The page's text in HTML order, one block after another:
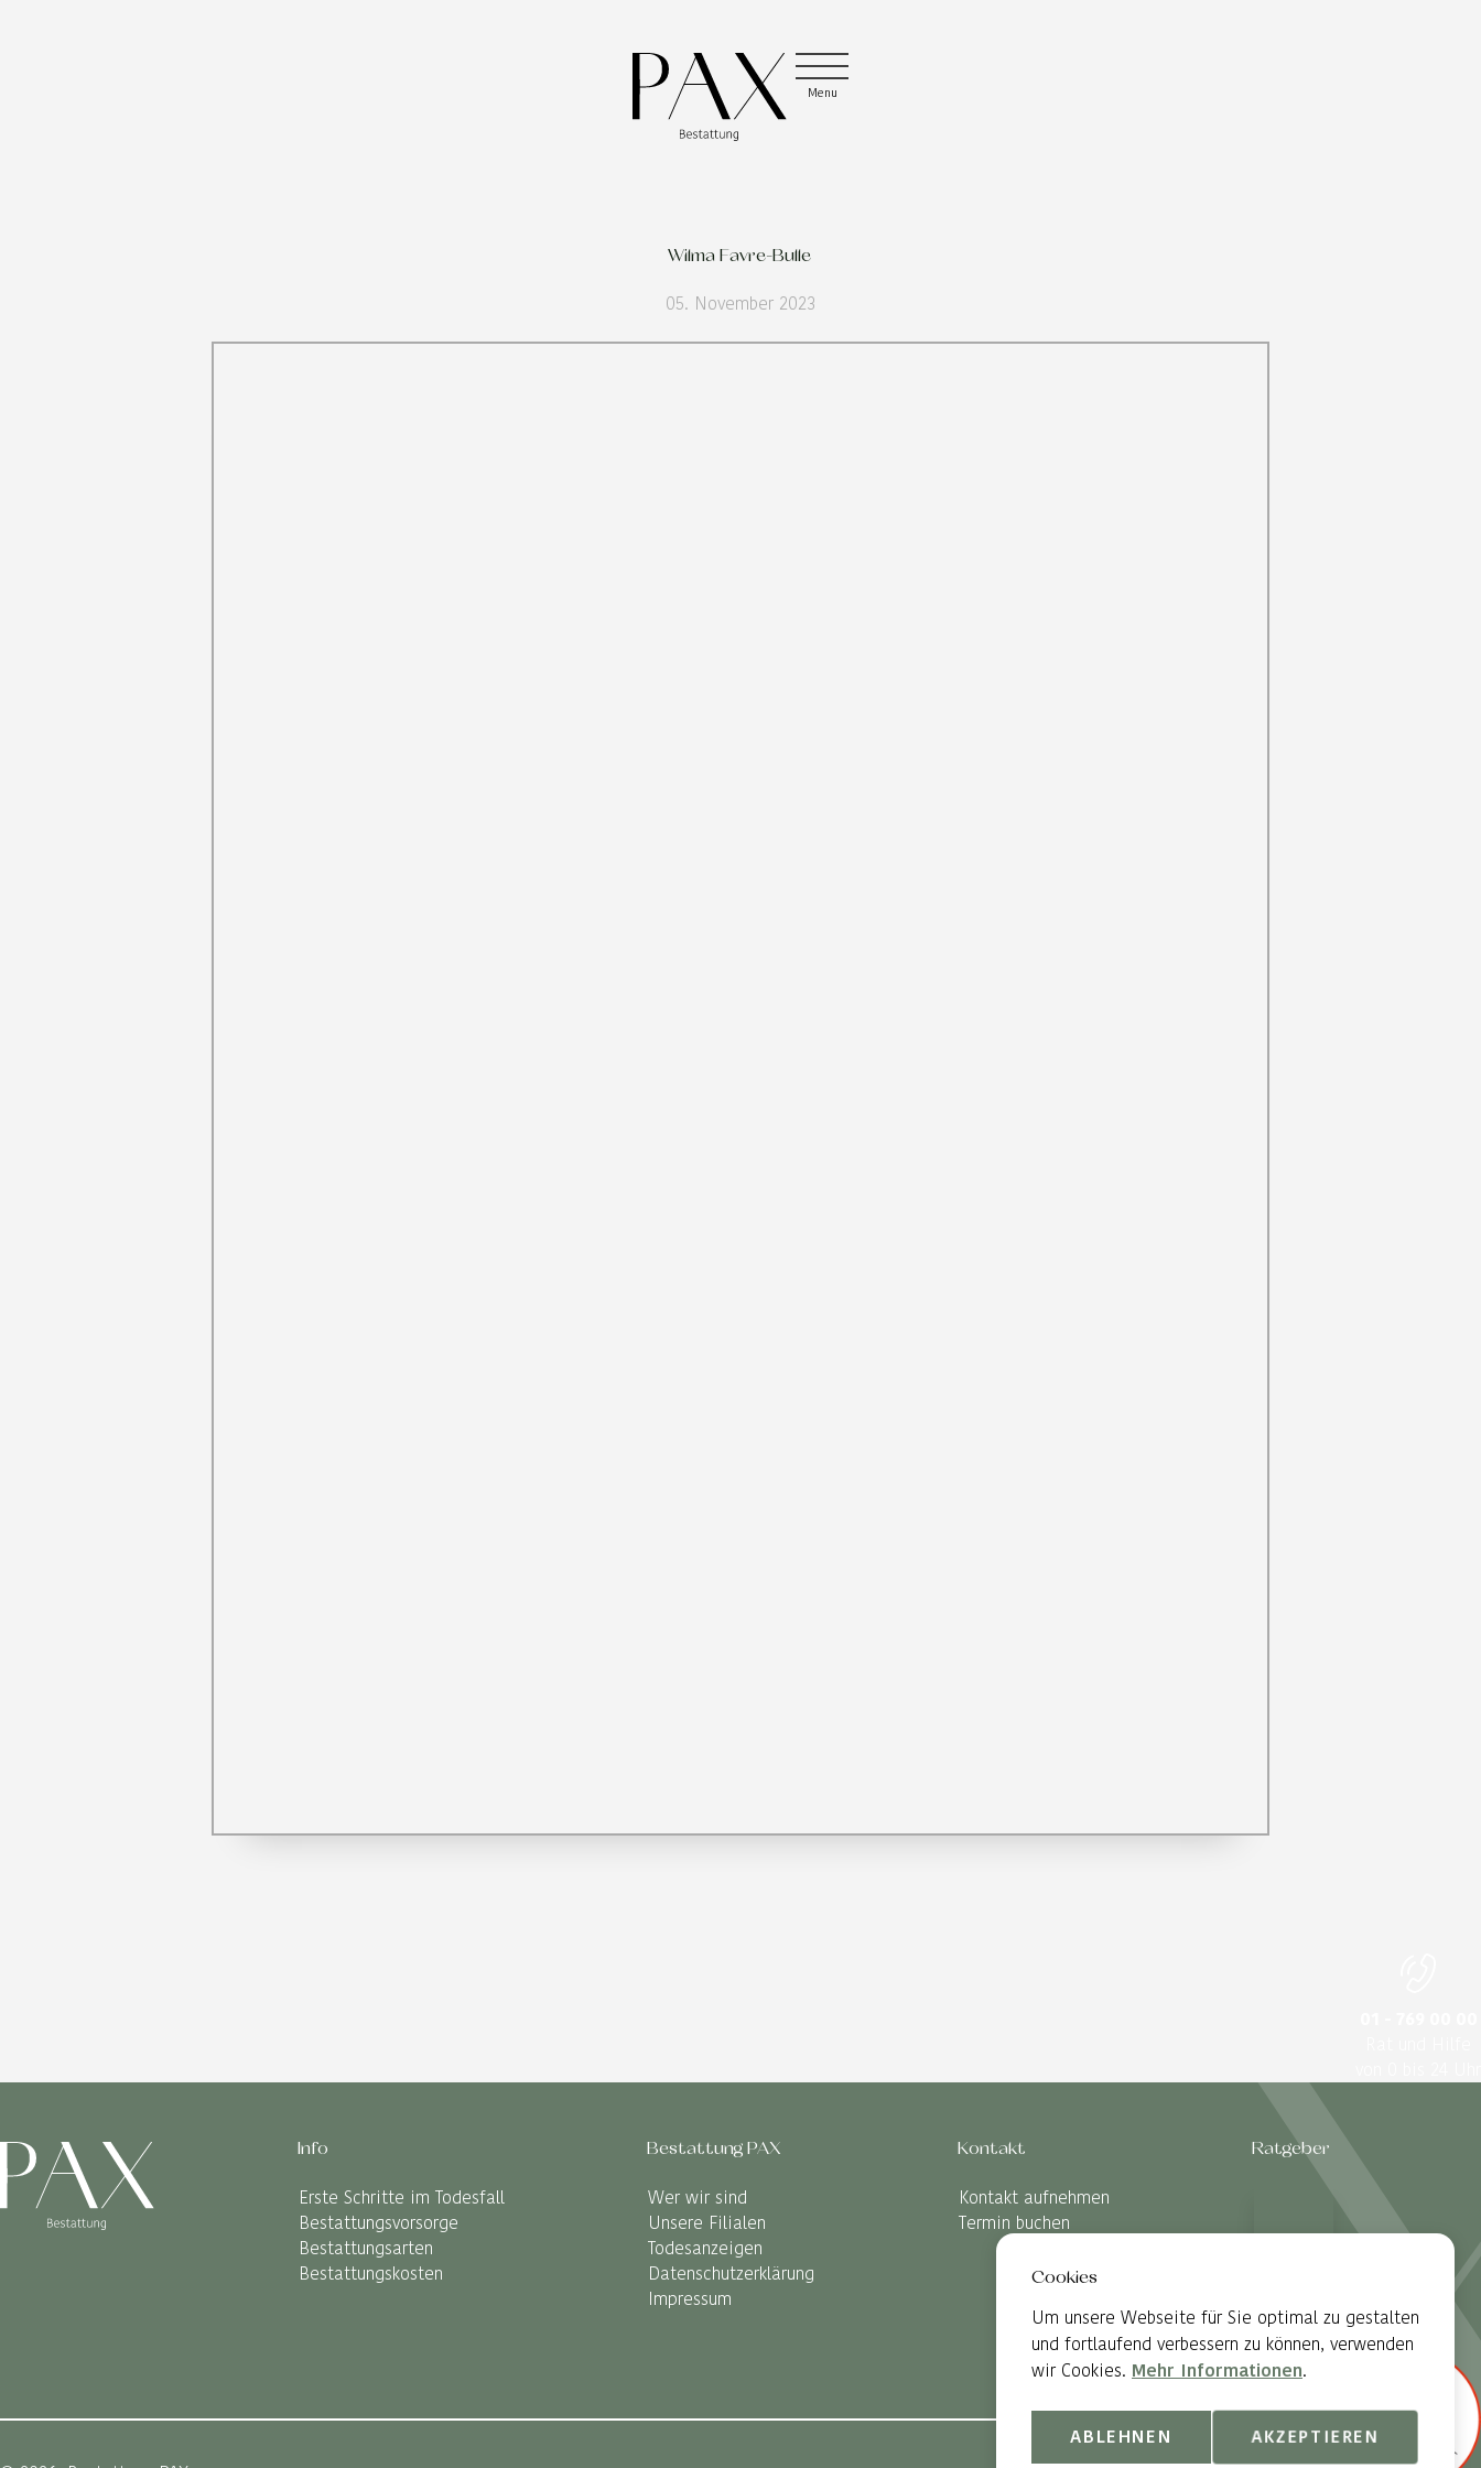
Menu
Menu
Menu
Wilma Favre-Bulle
05. November 2023
Info
Erste Schritte im Todesfall
Bestattungsvorsorge
Bestattungsarten
Bestattungskosten
Bestattung PAX
Wer wir sind
Unsere Filialen
Todesanzeigen
Datenschutzerklärung
Impressum
Kontakt
Kontakt aufnehmen
Termin buchen
Ratgeber
Cookies
Um unsere Webseite für Sie optimal zu gestalten
und fortlaufend verbessern zu können, verwenden
wir Cookies. Mehr Informationen.
AKZEPTIEREN
ABLEHNEN